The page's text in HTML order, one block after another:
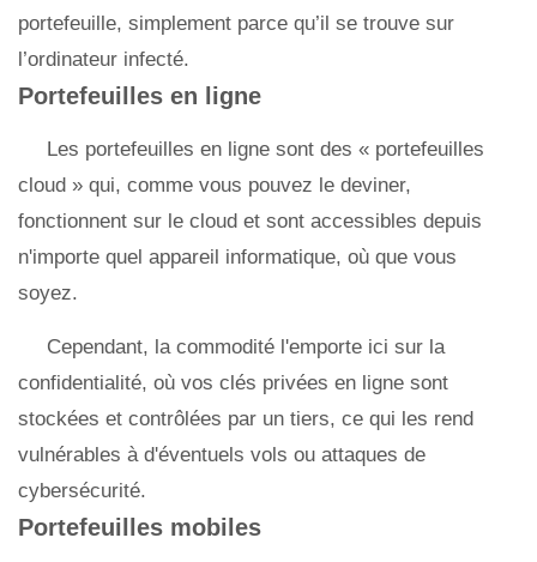
portefeuille, simplement parce qu’il se trouve sur
l’ordinateur infecté.
Portefeuilles en ligne
Les portefeuilles en ligne sont des « portefeuilles
cloud » qui, comme vous pouvez le deviner,
fonctionnent sur le cloud et sont accessibles depuis
n'importe quel appareil informatique, où que vous
soyez.
Cependant, la commodité l'emporte ici sur la
confidentialité, où vos clés privées en ligne sont
stockées et contrôlées par un tiers, ce qui les rend
vulnérables à d'éventuels vols ou attaques de
cybersécurité.
Portefeuilles mobiles